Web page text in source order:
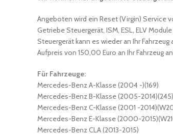
Angeboten wird ein Reset (Virgin) Service
Getriebe Steuergerät, ISM, ESL, ELV
Steuergerät kann es wieder an Ihr
Aufpreis von 150,00 Euro an Ihr Fahrzeug
Für Fahrzeuge:
Mercedes-Benz A-Klasse (2004 -)(169)
Mercedes-Benz B-Klasse (2005-2014)(245)
Mercedes-Benz C-Klasse (2001 -
Mercedes-Benz E-Klasse (2000-
Mercedes-Benz CLA (2013-2015)